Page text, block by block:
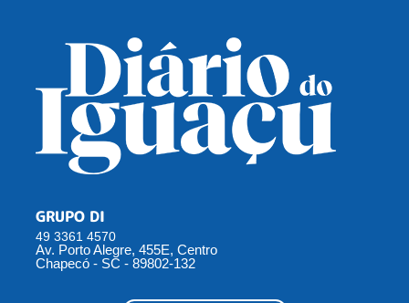
GRUPO DI
49 3361 4570
Av. Porto Alegre, 455E, Centro
Chapecó - SC - 89802-132